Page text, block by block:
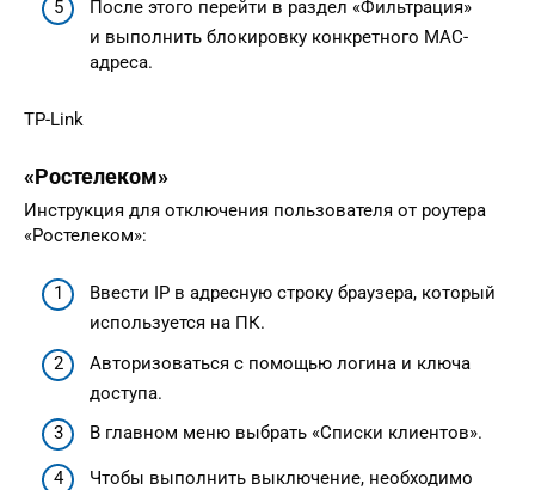
После этого перейти в раздел «Фильтрация»
и выполнить блокировку конкретного MAC-
адреса.
TP-Link
«Ростелеком»
Инструкция для отключения пользователя от роутера
«Ростелеком»:
Ввести IP в адресную строку браузера, который
используется на ПК.
Авторизоваться с помощью логина и ключа
доступа.
В главном меню выбрать «Списки клиентов».
Чтобы выполнить выключение, необходимо